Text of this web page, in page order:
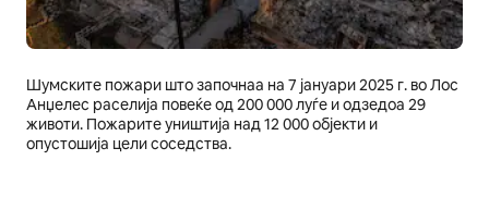
Шумските пожари што започнаа на 7 јануари 2025 г. во Лос
Анџелес раселија повеќе од 200 000 луѓе и одзедоа 29
животи. Пожарите уништија над 12 000 објекти и
опустошија цели соседства.